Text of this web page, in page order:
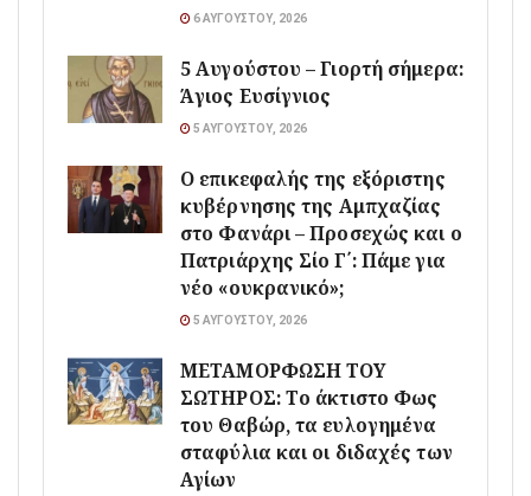
6 ΑΥΓΟΎΣΤΟΥ, 2026
5 Αυγούστου – Γιορτή σήμερα:
Άγιος Ευσίγνιος
5 ΑΥΓΟΎΣΤΟΥ, 2026
Ο επικεφαλής της εξόριστης
κυβέρνησης της Αμπχαζίας
στο Φανάρι – Προσεχώς και ο
Πατριάρχης Σίο Γ΄: Πάμε για
νέο «ουκρανικό»;
5 ΑΥΓΟΎΣΤΟΥ, 2026
ΜΕΤΑΜΟΡΦΩΣΗ ΤΟΥ
ΣΩΤΗΡΟΣ: Το άκτιστο Φως
του Θαβώρ, τα ευλογημένα
σταφύλια και οι διδαχές των
Αγίων